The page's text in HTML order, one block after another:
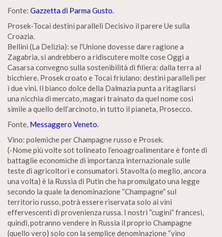
Fonte: Gazzetta di Parma Gusto.
Prosek-Tocai destini paralleli Decisivo il parere Ue sulla
Croazia.
Bellini (La Delizia): se l’Unione dovesse dare ragione a
Zagabria, si andrebbero a ridiscutere molte cose Oggi a
Casarsa convegno sulla sostenibilità di filiera: dalla terra al
bicchiere. Prosek croato e Tocai friulano: destini paralleli per
i due vini. Il bianco dolce della Dalmazia punta a ritagliarsi
una nicchia di mercato, magari trainato da quel nome così
simile a quello dell’arcinoto, in tutto il pianeta, Prosecco.
Fonte, Messaggero Veneto.
Vino: polemiche per Champagne russo e Prosek.
(-Nome più volte sot tolineato l’enoagroalimentare è fonte di
battaglie economiche di importanza internazionale sulle
teste di agricoltori e consumatori. Stavolta (o meglio, ancora
una volta) è la Russia di Putin che ha promulgato una legge
secondo la quale la denominazione “Champagne” sul
territorio russo, potrà essere riservata solo ai vini
effervescenti di provenienza russa. I nostri “cugini” francesi,
quindi, potranno vendere in Russia il proprio Champagne
(quello vero) solo con la semplice denominazione “vino